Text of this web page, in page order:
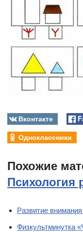
Вконтакте
Одноклассники
Похожие
Психология
Развитие
Физкультминутка